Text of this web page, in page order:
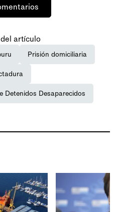
artículo
Prisión domiciliaria
Detenidos Desaparecidos